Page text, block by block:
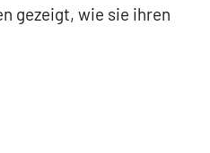
gezeigt, wie sie ihren